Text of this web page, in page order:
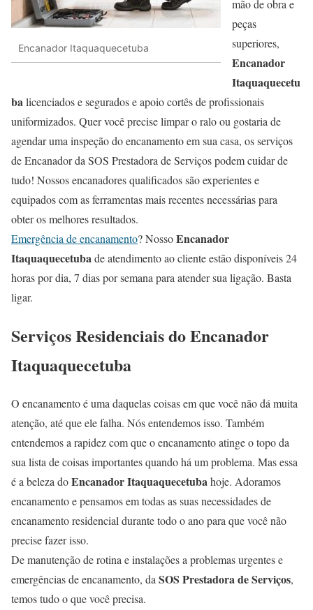
Encanador Itaquaquecetuba
mão de obra e
peças
superiores,
Encanador
Itaquaquecetu
balicenciados e segurados e apoio cortês de profissionais
uniformizados. Quer você precise limpar o ralo ou gostaria de
agendar uma inspeção do encanamento em sua casa, os serviços
de Encanador da SOS Prestadora de Serviços podem cuidar de
tudo! Nossos encanadores qualificados são experientes e
equipados com as ferramentas mais recentes necessárias para
obter os melhores resultados.
Emergência de encanamento? NossoEncanador
Itaquaquecetubade atendimento ao cliente estão disponíveis 24
horas por dia, 7 dias por semana para atender sua ligação. Basta
ligar.
Serviços Residenciais do Encanador
Itaquaquecetuba
O encanamento é uma daquelas coisas em que você não dá muita
atenção, até que ele falha. Nós entendemos isso. Também
entendemos a rapidez com que o encanamento atinge o topo da
sua lista de coisas importantes quando há um problema. Mas essa
é a beleza doEncanador Itaquaquecetubahoje. Adoramos
encanamento e pensamos em todas as suas necessidades de
encanamento residencial durante todo o ano para que você não
precise fazer isso.
De manutenção de rotina e instalações a problemas urgentes e
emergências de encanamento, daSOS Prestadora de Serviços,
temos tudo o que você precisa.